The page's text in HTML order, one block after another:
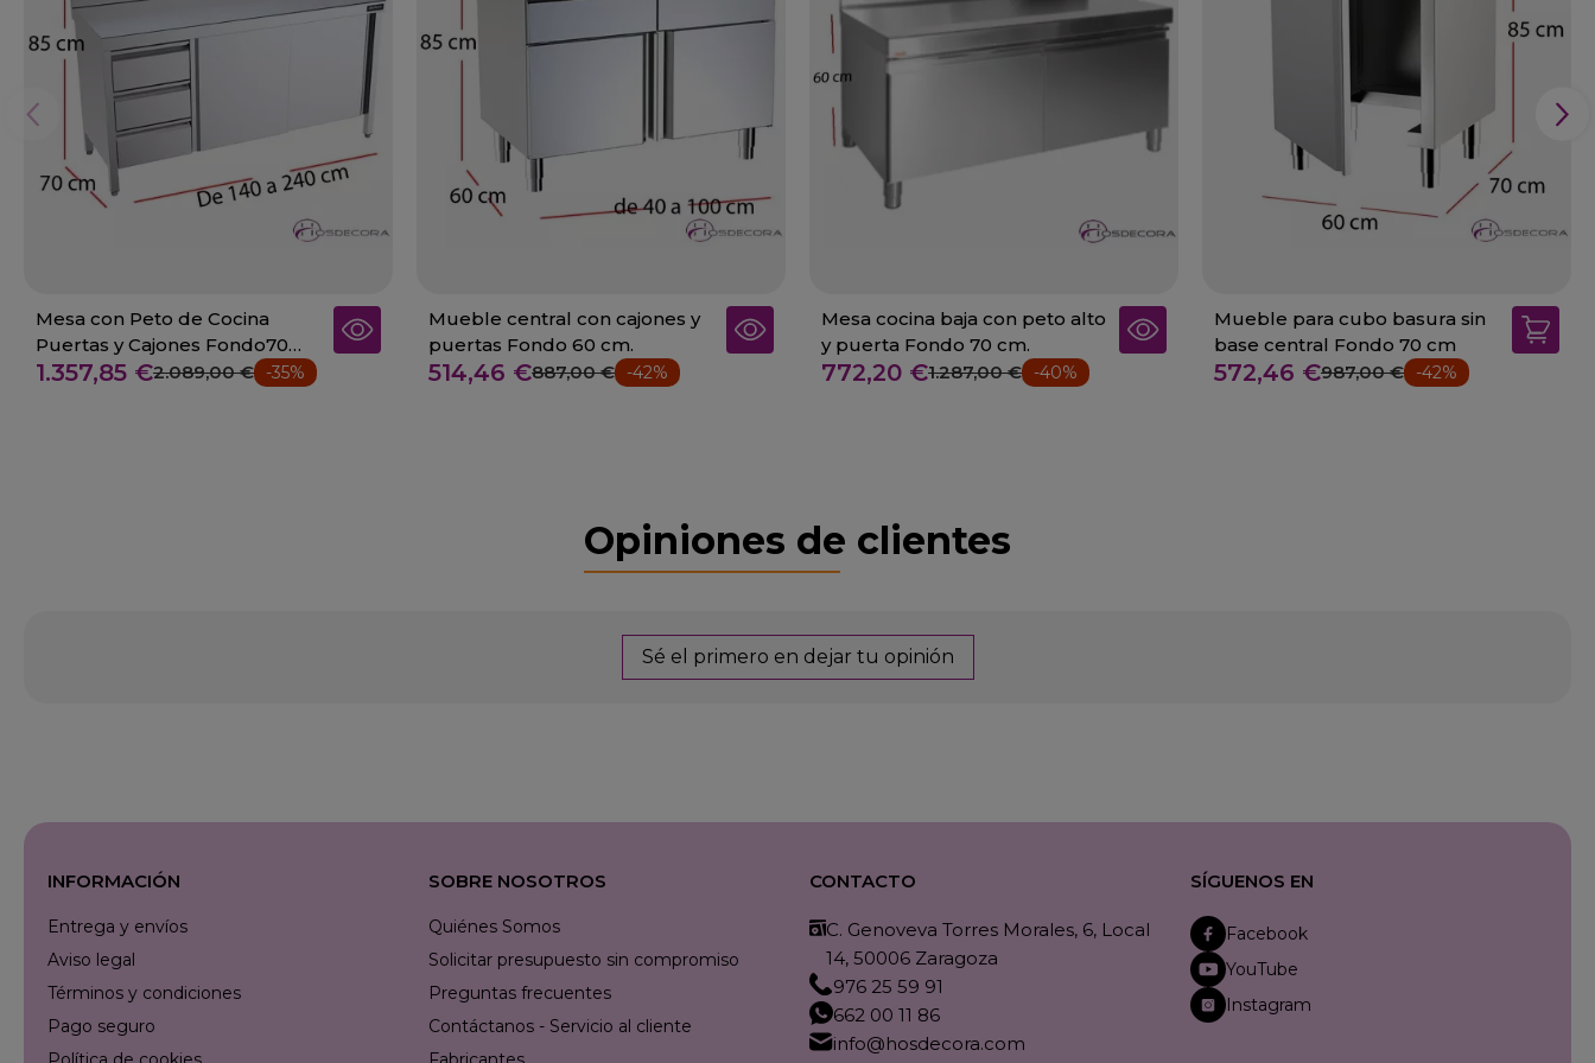
Mesa con Peto de Cocina
Puertas y Cajones Fondo70
cm 02-FMPBD714+
1.357,85 €2.089,00 € -35%
Mueble central con cajones y
puertas Fondo 60 cm.
514,46 €887,00 € -42%
Mesa cocina baja con peto alto
y puerta Fondo 70 cm.
772,20 €1.287,00 € -40%
Mueble para cubo basura sin
base central Fondo 70 cm
572,46 €987,00 € -42%
Opiniones de clientes
Sé el primero en dejar tu opinión
INFORMACIÓN
Entrega y envíos
Aviso legal
Términos y condiciones
Pago seguro
SOBRE NOSOTROS
Quiénes Somos
Solicitar presupuesto sin compromiso
Preguntas frecuentes
Contáctanos - Servicio al cliente
CONTACTO
C. Genoveva Torres Morales, 6, Local
14, 50006 Zaragoza
976 25 59 91
662 00 11 86
info@hosdecora.com
SÍGUENOS EN
Facebook
YouTube
Instagram